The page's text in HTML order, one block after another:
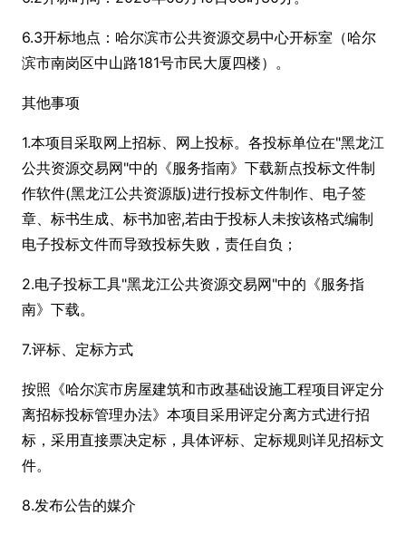
6.3开标地点：哈尔滨市公共资源交易中心开标室（哈尔
滨市南岗区中山路181号市民大厦四楼）。
其他事项
1.本项目采取网上招标、网上投标。各投标单位在"黑龙江
公共资源交易网"中的《服务指南》下载新点投标文件制
作软件(黑龙江公共资源版)进行投标文件制作、电子签
章、标书生成、标书加密,若由于投标人未按该格式编制
电子投标文件而导致投标失败，责任自负；
2.电子投标工具"黑龙江公共资源交易网"中的《服务指
南》下载。
7.评标、定标方式
按照《哈尔滨市房屋建筑和市政基础设施工程项目评定分
离招标投标管理办法》本项目采用评定分离方式进行招
标，采用直接票决定标，具体评标、定标规则详见招标文
件。
8.发布公告的媒介